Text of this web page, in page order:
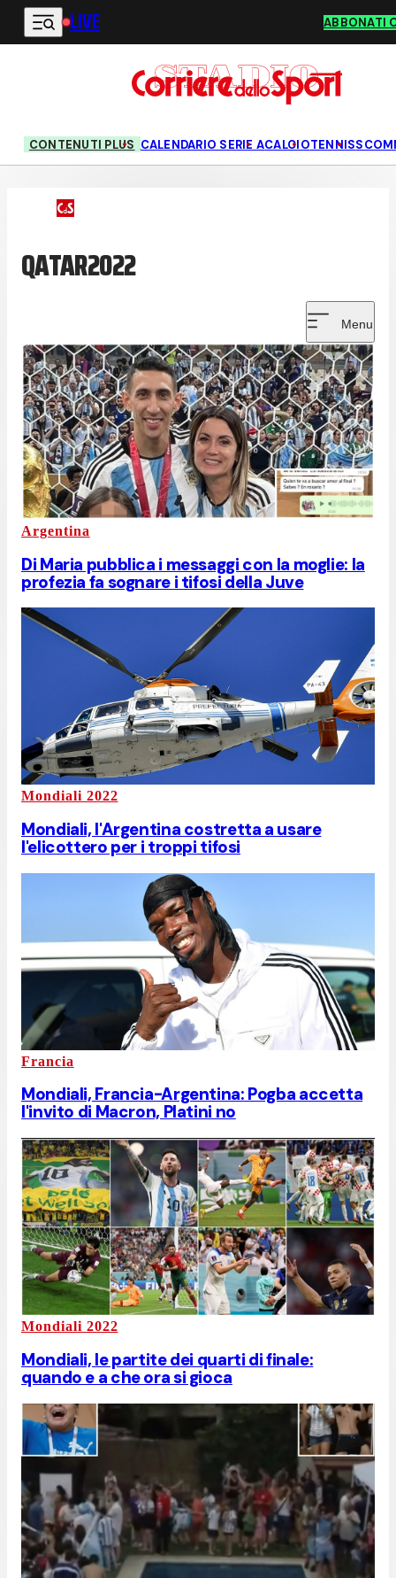
Vai al contenuto principale
LIVE ABBONATI
CONTENUTI PLUS CALENDARIO SERIE ACALCIOTENNIS
QATAR2022
Menu
Argentina
Di Maria pubblica i messaggi con la moglie: la
profezia fa sognare i tifosi della Juve
Mondiali 2022
Mondiali, l'Argentina costretta a usare
l'elicottero per i troppi tifosi
Francia
Mondiali, Francia-Argentina: Pogba accetta
l'invito di Macron, Platini no
Mondiali 2022
Mondiali, le partite dei quarti di finale:
quando e a che ora si gioca